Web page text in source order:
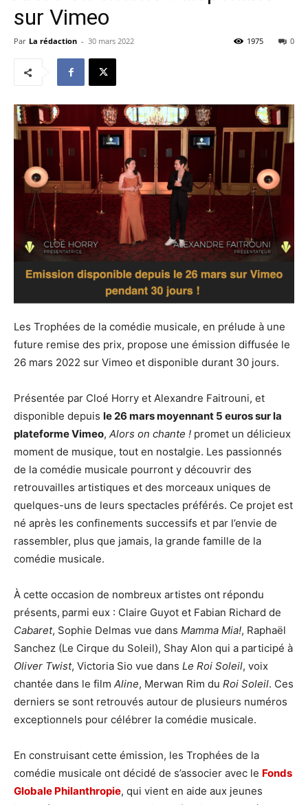
sur Vimeo
Par La rédaction - 30 mars 2022 0
1975
Les Trophées de la comédie musicale, en prélude à une
future remise des prix, propose une émission diffusée le
26 mars 2022 sur Vimeo et disponible durant 30 jours.
Présentée par Cloé Horry et Alexandre Faitrouni, et
disponible depuis le 26 mars moyennant 5 euros sur la
plateforme Vimeo, Alors on chante ! promet un délicieux
moment de musique, tout en nostalgie. Les passionnés
de la comédie musicale pourront y découvrir des
retrouvailles artistiques et des morceaux uniques de
quelques-uns de leurs spectacles préférés. Ce projet est
né après les confinements successifs et par l’envie de
rassembler, plus que jamais, la grande famille de la
comédie musicale.
À cette occasion de nombreux artistes ont répondu
présents, parmi eux : Claire Guyot et Fabian Richard de
Cabaret, Sophie Delmas vue dans Mamma Mia!, Raphaël
Sanchez (Le Cirque du Soleil), Shay Alon qui a participé à
Oliver Twist, Victoria Sio vue dans Le Roi Soleil, voix
chantée dans le film Aline, Merwan Rim du Roi Soleil. Ces
derniers se sont retrouvés autour de plusieurs numéros
exceptionnels pour célébrer la comédie musicale.
En construisant cette émission, les Trophées de la
comédie musicale ont décidé de s’associer avec le Fonds
Globale Philanthropie, qui vient en aide aux jeunes